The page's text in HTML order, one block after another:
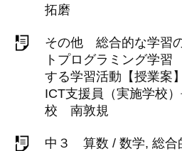
拓磨
その他 総合的な学習
トプログラミング学
する学習活動【授業案
ICT支援員（実施学校
校 南敦規
中３ 算数 / 数学, 総合